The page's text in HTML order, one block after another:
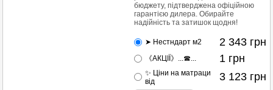
бюджету, підтверджена офіційною
гарантією дилера. Обирайте
надійність та затишок щодня!
➤ Нестндарт м2 2 343 грн
《АКЦІЇ》...☎... 1 грн
✨ Ціни на матраци
від
3 123 грн